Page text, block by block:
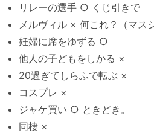
リレーの選手 ○ くじ引きで
メルヴィル × 何これ？（マス
妊婦に席をゆずる ○
他人の子どもをしかる ×
20過ぎてしらふで転ぶ ×
コスプレ ×
ジャケ買い ○ ときどき。
同棲 ×